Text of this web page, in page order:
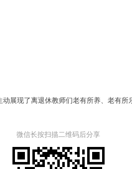
展现了离退休教师们老有所养、老有所
微信长按扫描二维码后分享